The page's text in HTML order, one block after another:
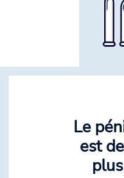
Le
est